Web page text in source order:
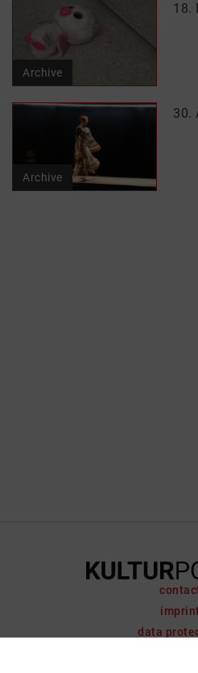
Archive
18.
Archive
30.
imprint
data